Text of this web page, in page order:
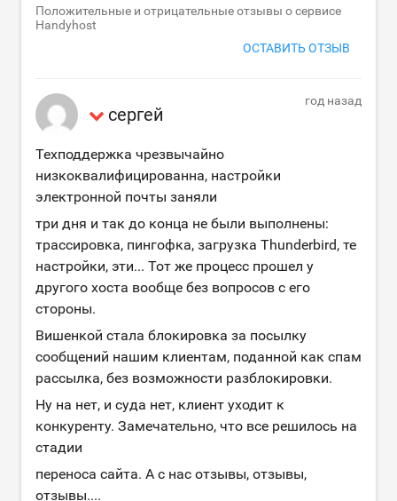
Положительные и отрицательные отзывы о сервисе
Handyhost
ОСТАВИТЬ ОТЗЫВ
сергей
год назад
Техподдержка чрезвычайно
низкоквалифицированна, настройки
электронной почты заняли
три дня и так до конца не были выполнены:
трассировка, пингофка, загрузка Thunderbird, те
настройки, эти... Тот же процесс прошел у
другого хоста вообще без вопросов с его
стороны.
Вишенкой стала блокировка за посылку
сообщений нашим клиентам, поданной как спам
рассылка, без возможности разблокировки.
Ну на нет, и суда нет, клиент уходит к
конкуренту. Замечательно, что все решилось на
стадии
переноса сайта. А с нас отзывы, отзывы,
отзывы....